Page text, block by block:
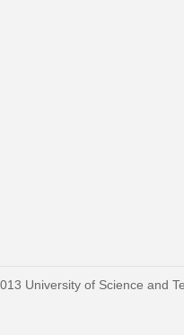
University of Science and